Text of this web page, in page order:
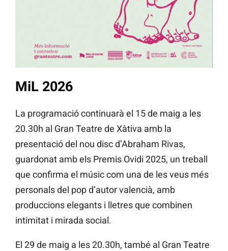
MiL 2026
La programació continuarà el 15 de maig a les
20.30h al Gran Teatre de Xàtiva amb la
presentació del nou disc d’Abraham Rivas,
guardonat amb els Premis Ovidi 2025, un treball
que confirma el músic com una de les veus més
personals del pop d’autor valencià, amb
produccions elegants i lletres que combinen
intimitat i mirada social.
El 29 de maig a les 20.30h, també al Gran Teatre